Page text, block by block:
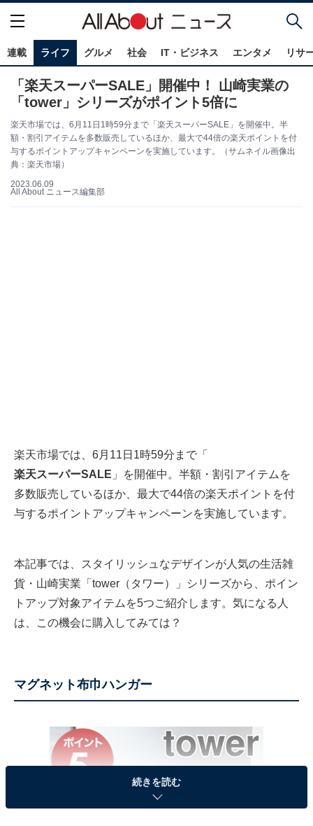
連載 ライフ グルメ 社会 IT・ビジネス エンタメ リサ
「楽天スーパーSALE」開催中！ 山崎実業の
「tower」シリーズがポイント5倍に
楽天市場では、6月11日1時59分まで「楽天スーパーSALE」を開催中。半
額・割引アイテムを多数販売しているほか、最大で44倍の楽天ポイントを付
与するポイントアップキャンペーンを実施しています。（サムネイル画像出
典：楽天市場）
2023.06.09
All About ニュース編集部
楽天市場では、6月11日1時59分まで「
楽天スーパーSALE 」を開催中。半額・割引アイテムを
多数販売しているほか、最大で44倍の楽天ポイントを付
与するポイントアップキャンペーンを実施しています。
本記事では、スタイリッシュなデザインが人気の生活雑
貨・山崎実業「tower（タワー）」シリーズから、ポイン
トアップ対象アイテムを5つご紹介します。気になる人
は、この機会に購入してみては？
マグネット布巾ハンガー
続きを読む